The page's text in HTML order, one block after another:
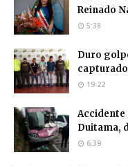
Reinado
5:38
Duro
19:22
Accidente
Duitama,
6:39